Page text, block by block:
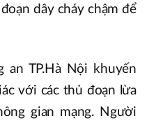
dây cháy chậm để
an TP.Hà Nội khuyến
với các thủ đoạn lừa
gian mạng. Người